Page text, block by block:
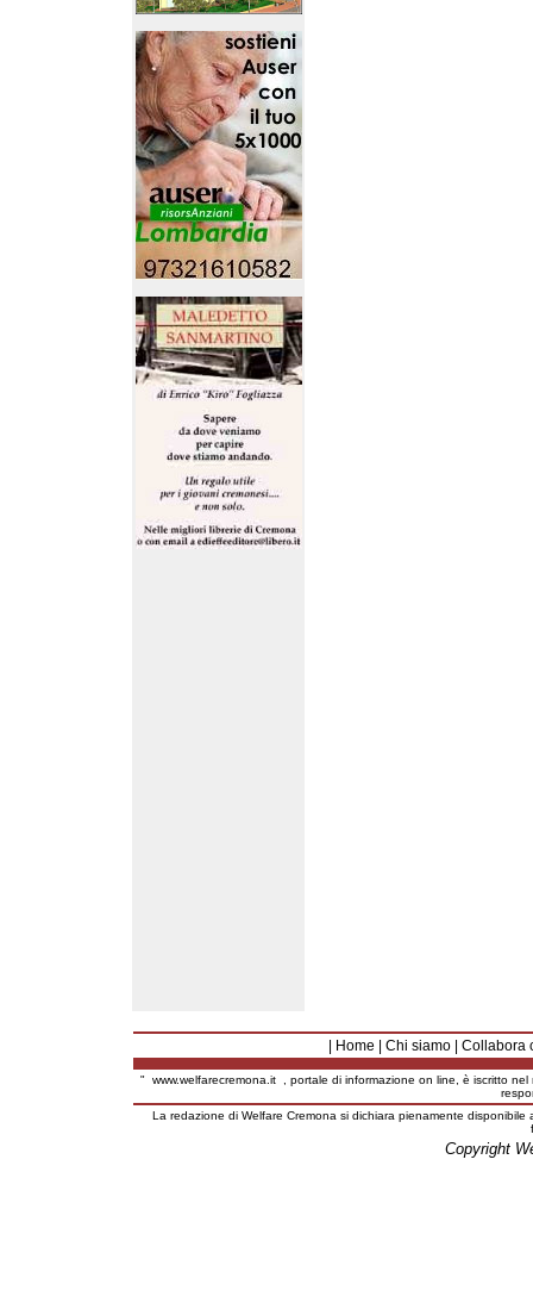
Home Chi siamo Collabora
" www.welfarecremona.it, portale di informazione on line, è iscritto nel
La redazione di Welfare Cremona si dichiara pienamente
Copyright